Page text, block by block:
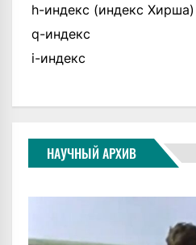
h-индекс (индекс Хирша)
q-индекс
i-индекс
НАУЧНЫЙ АРХИВ